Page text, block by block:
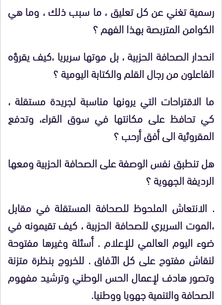
رسمية تغني عن كل تعليق ، ما سبب ذلك ، وما هي
الكوامن المتربصة بهذا الفهم ؟
انحدار الصحافة الحزبية ، بل موتها سريريا ،كيف يقرؤه
الفاعلون من رجال القلم والكتابة اليومية ؟
ما الاقتراحات التي يرونها مناسبة لجريدة مستقلة ،
كي تحافظ على مكانتها في سوق القراء، وتدفع
المقروئية الى أفق أرحب ؟
هل تنطبق نفس الوصفة على الصحافة الحزبية ومعها
الرديفة الجهوية ؟
. الانتعاش الملحوظ للصحافة المستقلة في مقابل
،الموت السريري للصحافة الحزبية ، كيف تقيمونه في
ضوء اليوم العالمي للإعلام . أسئلة وغيرها مفتوحة
لنقاش مفتوح على كل الآفاق . للخروج بنظرة متزنة
وتصور هادف لإعمال الحس الوطني وترشيد مفهوم
الصحافة والتنمية جهويا ووطنيا.